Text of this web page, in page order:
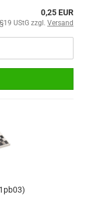
0,25 EUR
UStG zzgl. Versand